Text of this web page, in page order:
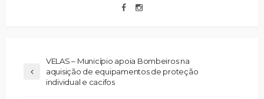
VELAS – Município apoia Bombeiros na
aquisição de equipamentos de proteção
individual e cacifos